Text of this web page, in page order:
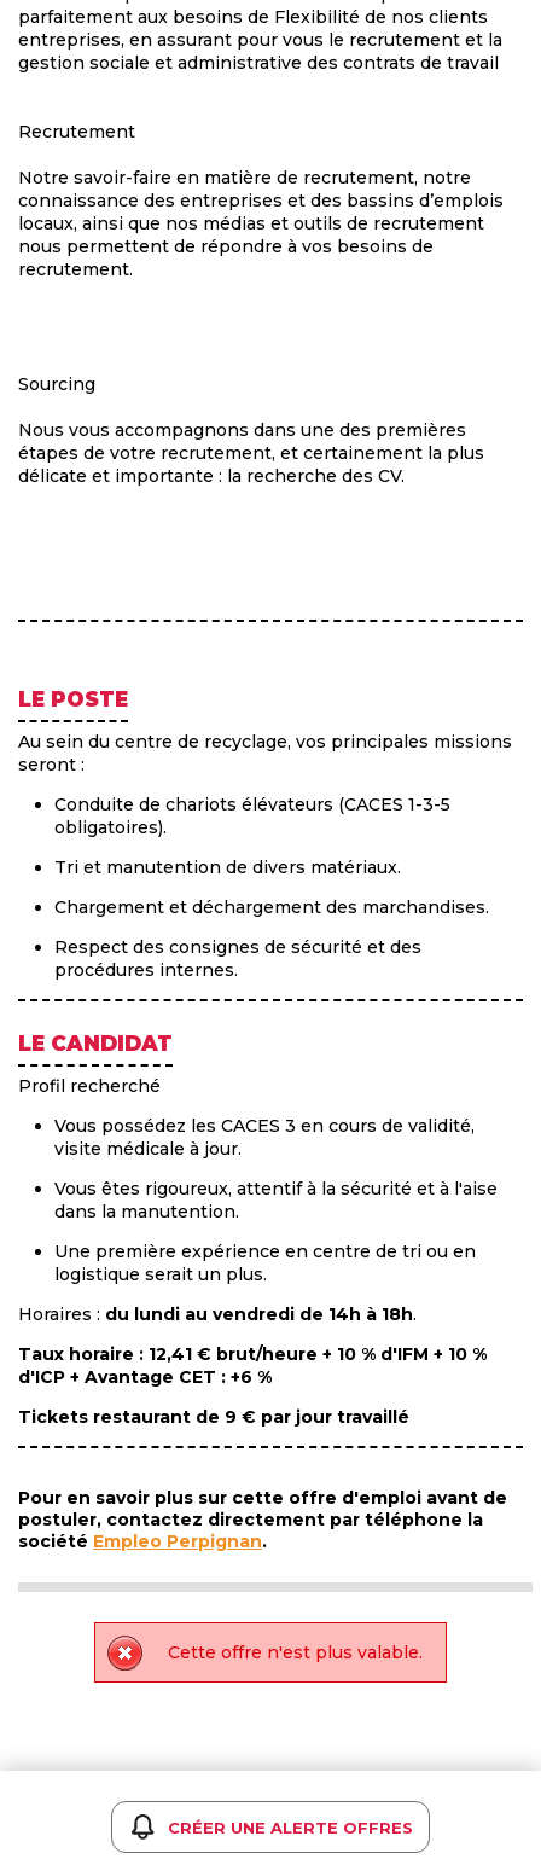
parfaitement aux besoins de Flexibilité de nos clients
entreprises, en assurant pour vous le recrutement et la
gestion sociale et administrative des contrats de travail
Recrutement
Notre savoir-faire en matière de recrutement, notre
connaissance des entreprises et des bassins d’emplois
locaux, ainsi que nos médias et outils de recrutement
nous permettent de répondre à vos besoins de
recrutement.
Sourcing
Nous vous accompagnons dans une des premières
étapes de votre recrutement, et certainement la plus
délicate et importante : la recherche des CV.
LE POSTE
Au sein du centre de recyclage, vos principales missions
seront :
Conduite de chariots élévateurs (CACES 1-3-5
obligatoires).
Tri et manutention de divers matériaux.
Chargement et déchargement des marchandises.
Respect des consignes de sécurité et des
procédures internes.
LE CANDIDAT
Profil recherché
Vous possédez les CACES 3 en cours de validité,
visite médicale à jour.
Vous êtes rigoureux, attentif à la sécurité et à l'aise
dans la manutention.
Une première expérience en centre de tri ou en
logistique serait un plus.
Horaires : du lundi au vendredi de 14h à 18h.
Taux horaire : 12,41 € brut/heure + 10 % d'IFM + 10 %
d'ICP + Avantage CET : +6 %
Tickets restaurant de 9 € par jour travaillé
Pour en savoir plus sur cette offre d'emploi avant de
postuler, contactez directement par téléphone la
société Empleo Perpignan.
Cette offre n'est plus valable.
CRÉER UNE ALERTE OFFRES